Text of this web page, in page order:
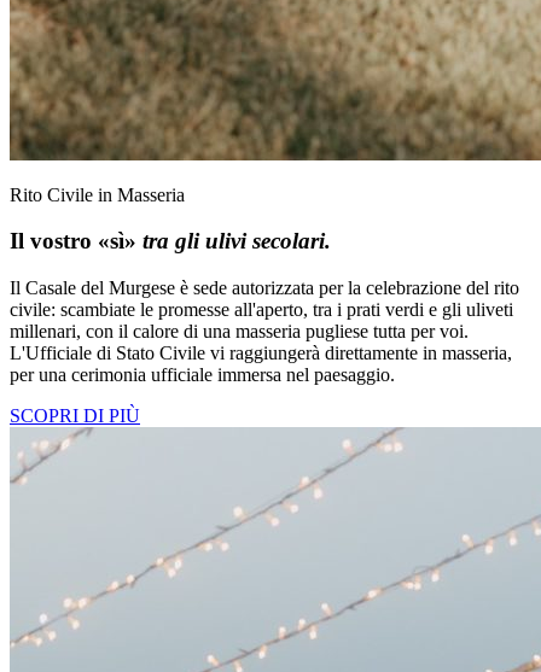
Rito Civile in Masseria
Il vostro «sì» tra gli ulivi secolari.
Il Casale del Murgese è sede autorizzata per la celebrazione del rito
civile: scambiate le promesse all'aperto, tra i prati verdi e gli uliveti
millenari, con il calore di una masseria pugliese tutta per voi.
L'Ufficiale di Stato Civile vi raggiungerà direttamente in masseria,
per una cerimonia ufficiale immersa nel paesaggio.
SCOPRI DI PIÙ